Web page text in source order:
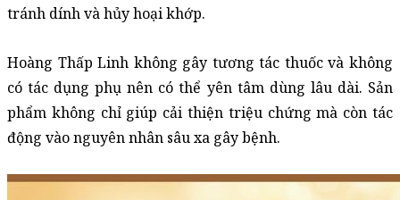
tránh dính và hủy hoại khớp.
Hoàng Thấp Linh không gây tương tác thuốc và không
có tác dụng phụ nên có thể yên tâm dùng lâu dài. Sản
phẩm không chỉ giúp cải thiện triệu chứng mà còn tác
động vào nguyên nhân sâu xa gây bệnh.